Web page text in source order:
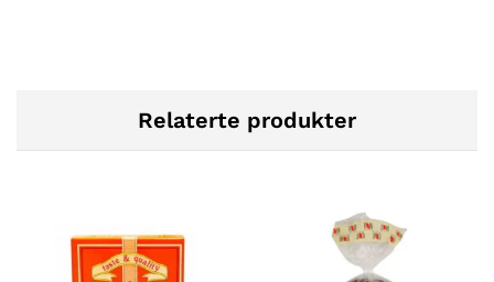
Relaterte produkter